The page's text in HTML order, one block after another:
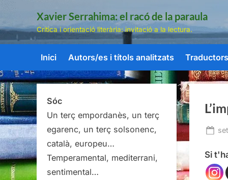
Skip
content
Xavier Serrahima: el racó de la paraula
Crítica i orientació literària: invitació a la lectura.
Inici Autors/es i títols analitzats
Si
Sóc
Un terç empordanès, un terç
egarenc, un terç solsonenc,
català, europeu…
Temperamental, mediterrani,
sentimental…